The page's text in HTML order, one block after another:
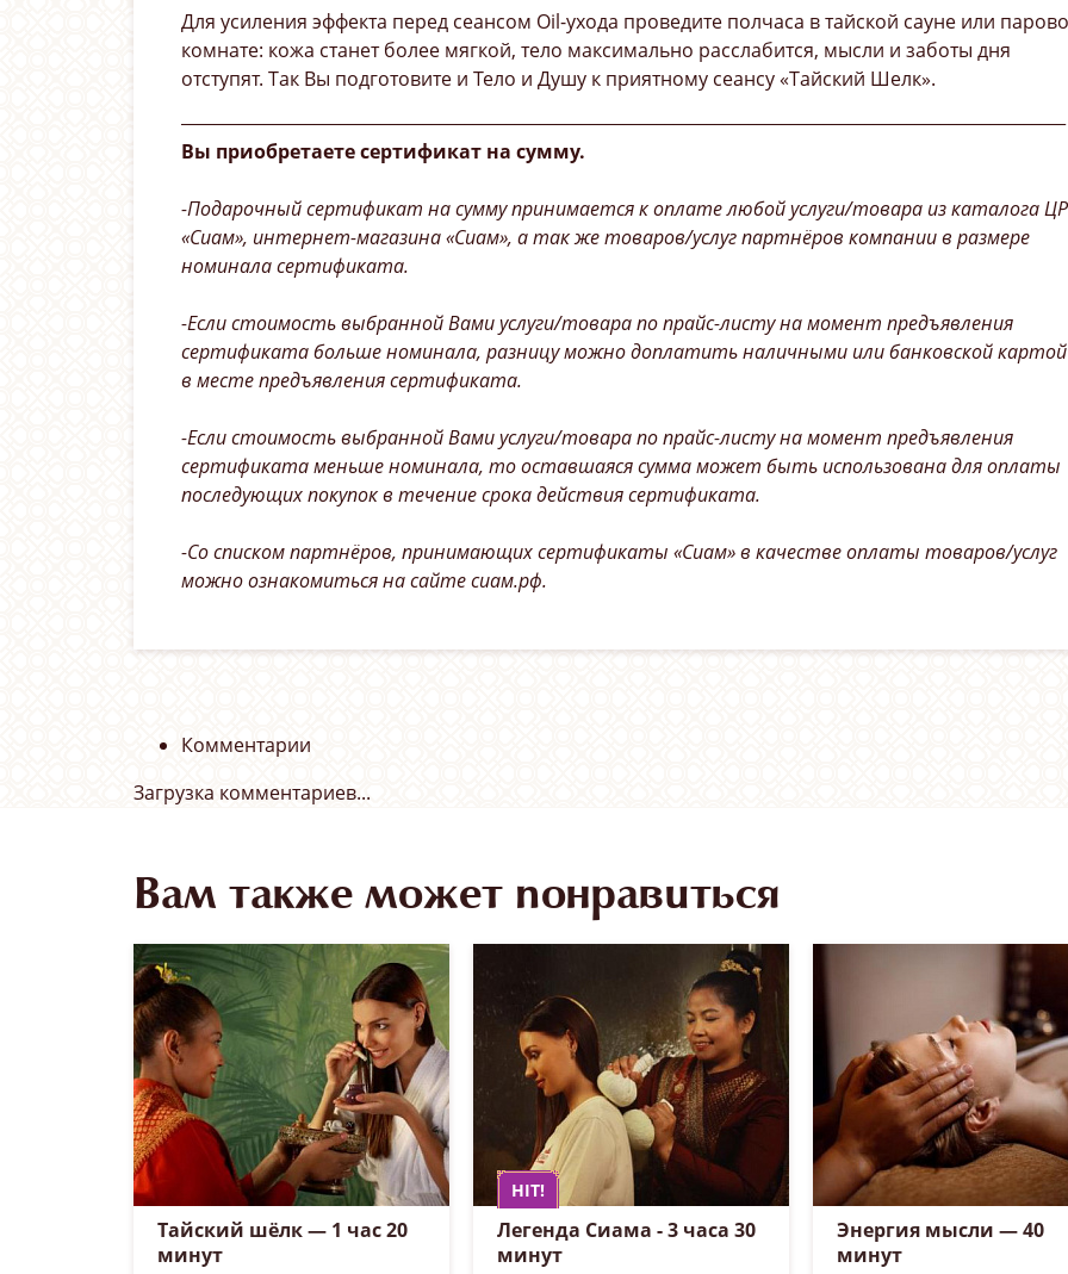
Для усиления эффекта перед сеансом Oil-ухода проведите полчаса в тайской сауне или
комнате: кожа станет более мягкой, тело максимально расслабится, мысли и заботы дня
отступят. Так Вы подготовите и Тело и Душу к приятному сеансу «Тайский Шелк».
Вы приобретаете сертификат на сумму.
-Подарочный сертификат на сумму принимается к оплате любой услуги/товара из каталога ЦР
«Сиам», интернет-магазина «Сиам», а так же товаров/услуг партнёров компании в размере
номинала сертификата.
-Если стоимость выбранной Вами услуги/товара по прайс-листу на момент предъявления
сертификата больше номинала, разницу можно доплатить наличными или банковской картой
в месте предъявления сертификата.
-Если стоимость выбранной Вами услуги/товара по прайс-листу на момент предъявления
сертификата меньше номинала, то оставшаяся сумма может быть использована для оплаты
последующих покупок в течение срока действия сертификата.
-Со списком партнёров, принимающих сертификаты «Сиам» в качестве оплаты товаров/услуг
можно ознакомиться на сайте сиам.рф.
Комментарии
Загрузка комментариев...
Вам также может понравиться
Тайский шёлк — 1 час 20
минут
HIT!
Легенда Сиама - 3 часа 30
минут
Энергия мысли — 40
минут